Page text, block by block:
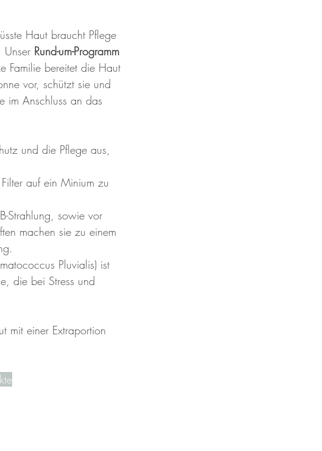
Haut braucht Pflege
Unser Rund-um-Programm
Familie bereitet die Haut
vor, schützt sie und
im Anschluss an das
und die Pflege aus,
auf ein Minium zu
Strahlung, sowie vor
machen sie zu einem
Pluvialis) ist
die bei Stress und
mit einer Extraportion